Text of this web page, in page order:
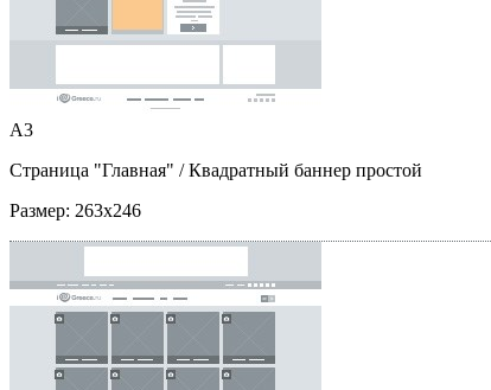
A3
Страница "Главная" / Квадратный баннер простой
Размер: 263x246